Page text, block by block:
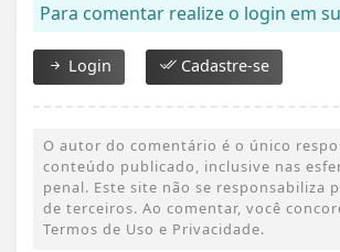
Para comentar realize o login em
Login Cadastre-se
O autor do comentário é o único
conteúdo publicado, inclusive nas
penal. Este site não se responsabiliza
de terceiros. Ao comentar, você
Termos de Uso e Privacidade.